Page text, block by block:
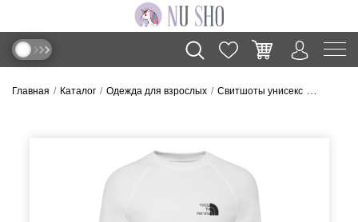
Главная Каталог Одежда для взрослых Свитшоты унисекс Свитшот